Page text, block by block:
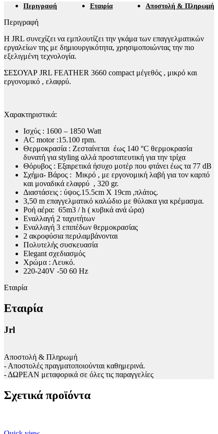
Περιγραφή Εταιρία Αποστολή & Πληρωμή
Περιγραφή
Η JRL συνεχίζει να εμπλουτίζει την γκάμα των επαγγελματικών
εργαλείων της με δημιουργικότητα, χρησιμοποιώντας την πιο
εξελιγμένη τεχνολογία.
ΣΕΣΟΥΑΡ JRL FEATHER 3660 compact μέγεθός , μικρό και
εργονομικό , ελαφρύ.
Χαρακτηριστικά:
Ισχύς : 1600 – 1850 Watt
AC motor :15.100 rpm.
Θερμοκρασία : Ζεσταίνεται έως 140 °C θερμοκρασία
δυνατή για styling αλλά προστατευτική για την τρίχα
Θόρυβος : Εξαιρετικά ήσυχο μοτέρ που φτάνει έως τα 77 dB
Σχήμα- Βάρος : Mικρό , με εργονομική λαβή για τον καρπό
και μοναδικά ελαφρύ , 320 gr.
Διαστάσεις : ύψος.15.5cm X 19cm ,πλάτος.
3,50 m επαγγελματικό καλώδιο με θύλακα για κρέμασμα.
Ροή αέρα: 65m3 / h ( κυβικά ανά ώρα)
Εναλλαγή 2 ταχυτήτων
Εναλλαγή 3 επιπέδων θερμοκρασίας
2 ακροφύσια περιλαμβάνονται
Πολυτελής συσκευασία
Εlegant σχεδιασμός
Χρώμα : Λευκό.
220-240V -50 60 Hz
Εταιρία
Εταιρία
Jrl
Αποστολή & Πληρωμή
- Αποστολές πραγματοποιούνται καθημερινά.
- ΔΩΡΕΑΝ μεταφορικά σε όλες τις παραγγελίες
Σχετικά προϊόντα